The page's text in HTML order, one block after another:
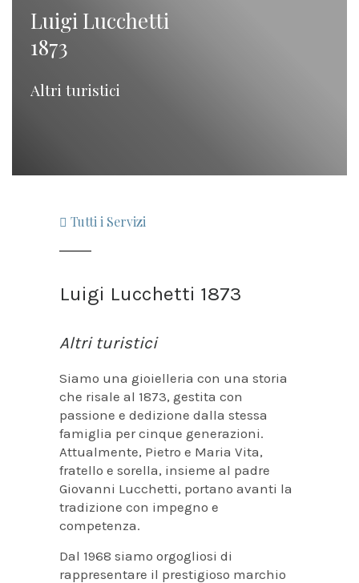
Luigi Lucchetti
1873
Altri turistici
Tutti i Servizi
Luigi Lucchetti 1873
Altri turistici
Siamo una gioielleria con una storia
che risale al 1873, gestita con
passione e dedizione dalla stessa
famiglia per cinque generazioni.
Attualmente, Pietro e Maria Vita,
fratello e sorella, insieme al padre
Giovanni Lucchetti, portano avanti la
tradizione con impegno e
competenza.
Dal 1968 siamo orgogliosi di
rappresentare il prestigioso marchio